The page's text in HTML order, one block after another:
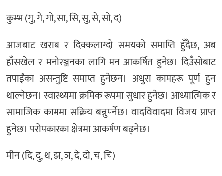
कुम्भ (गु, गे, गो, सा, सि, सु, से, सो, द)
आजबाट खराब र दिक्कलाग्दो समयको समाप्ति हुँदैछ, अब
हाँसखेल र मनोरञ्जनका लागि मन आकर्षित हुनेछ। दिउँसोबाट
तपाईंका असन्तुष्टि समाप्त हुनेछन। अधुरा कामहरू पूर्ण हुन
थाल्नेछन। स्वास्थ्यमा क्रमिक रूपमा सुधार हुनेछ। आध्यात्मिक र
सामाजिक काममा सक्रिय बन्नुपर्नेछ। वादविवादमा विजय प्राप्त
हुनेछ। परोपकारका क्षेत्रमा आकर्षण बढ्नेछ।
मीन (दि, दु, थ, झ, ञ, दे, दो, च, चि)